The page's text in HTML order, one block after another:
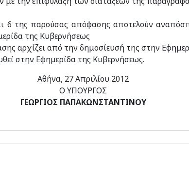
6 της παρούσας απόφασης αποτελούν
της Κυβερνήσεως
αρχίζει από την δημοσίευσή της στην
στην Εφημερίδα της Κυβερνήσεως.
Αθήνα, 27 Απριλίου 2012
Ο ΥΠΟΥΡΓΟΣ
ΓΕΩΡΓΙΟΣ ΠΑΠΑΚΩΝΣΤΑΝΤΙΝΟΥ